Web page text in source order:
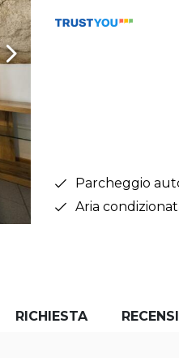
Parcheggio
Aria
RICHIESTA